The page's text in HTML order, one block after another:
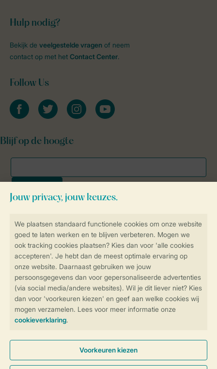
Controle over jouw gegevens &
Veilig en snel online boeken
SSL certificaat
Veilige gegevensoverdracht
Hulp nodig?
Bekijk de veelgestelde vragen of neem
contact op met het Contact Center.
Follow Us
facebooktwitter instagramyoutube
Blijf op de hoogte